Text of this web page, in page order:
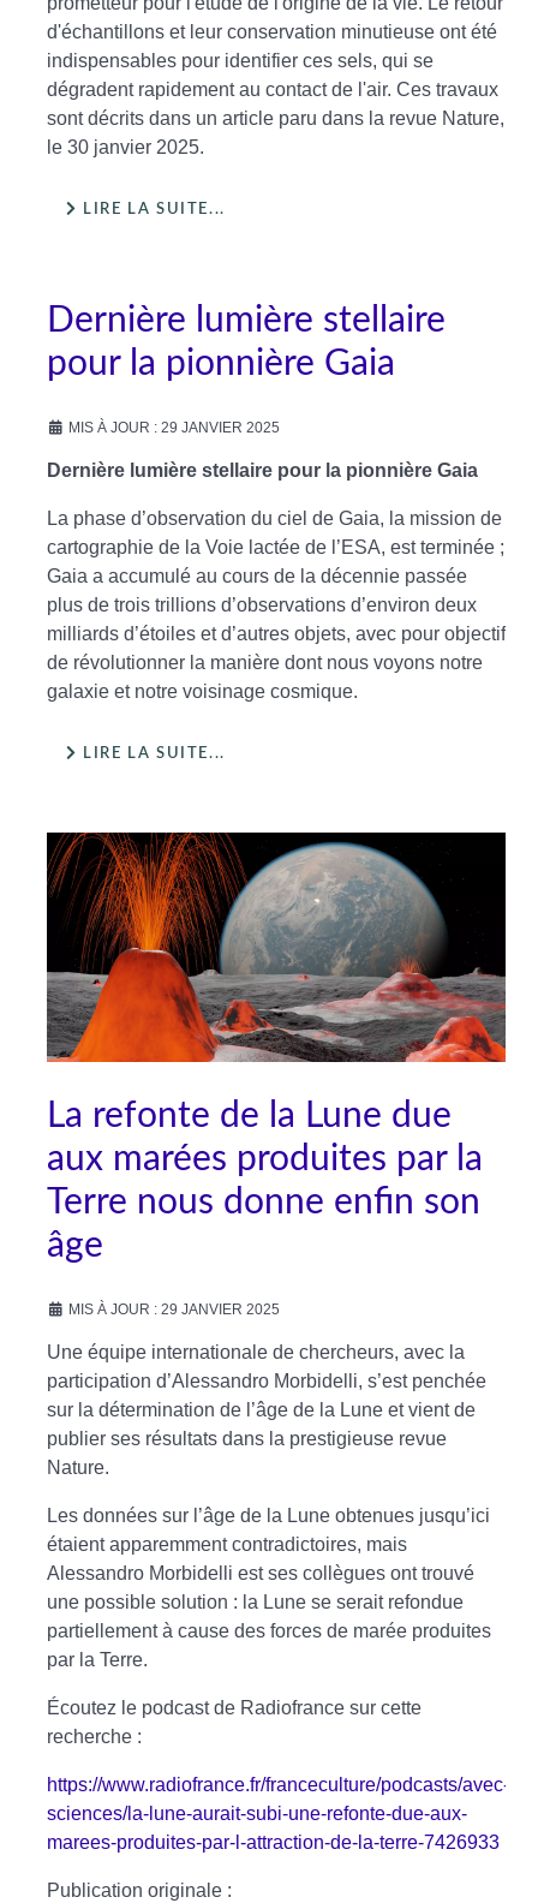
d'échantillons et leur conservation minutieuse ont été
indispensables pour identifier ces sels, qui se
dégradent rapidement au contact de l'air. Ces travaux
sont décrits dans un article paru dans la revue Nature,
le 30 janvier 2025.
LIRE LA SUITE...
Dernière lumière stellaire
pour la pionnière Gaia
MIS À JOUR : 29 JANVIER 2025
Dernière lumière stellaire pour la pionnière Gaia
La phase d’observation du ciel de Gaia, la mission de
cartographie de la Voie lactée de l’ESA, est terminée ;
Gaia a accumulé au cours de la décennie passée
plus de trois trillions d’observations d’environ deux
milliards d’étoiles et d’autres objets, avec pour objectif
de révolutionner la manière dont nous voyons notre
galaxie et notre voisinage cosmique.
LIRE LA SUITE...
La refonte de la Lune due
aux marées produites par la
Terre nous donne enfin son
âge
MIS À JOUR : 29 JANVIER 2025
Une équipe internationale de chercheurs, avec la
participation d’Alessandro Morbidelli, s’est penchée
sur la détermination de l’âge de la Lune et vient de
publier ses résultats dans la prestigieuse revue
Nature.
Les données sur l’âge de la Lune obtenues jusqu’ici
étaient apparemment contradictoires, mais
Alessandro Morbidelli est ses collègues ont trouvé
une possible solution : la Lune se serait refondue
partiellement à cause des forces de marée produites
par la Terre.
Écoutez le podcast de Radiofrance sur cette
recherche :
https://www.radiofrance.fr/franceculture/podcasts/avec-
sciences/la-lune-aurait-subi-une-refonte-due-aux-
marees-produites-par-l-attraction-de-la-terre-7426933
Publication originale :